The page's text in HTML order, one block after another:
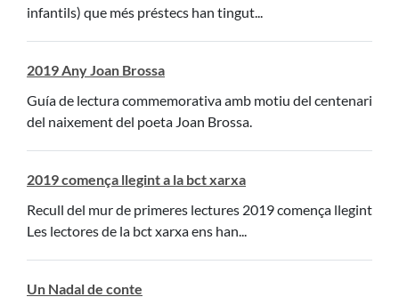
infantils) que més préstecs han tingut...
2019 Any Joan Brossa
Guía de lectura commemorativa amb motiu del centenari
del naixement del poeta Joan Brossa.
2019 comença llegint a la bct xarxa
Recull del mur de primeres lectures 2019 comença llegint
Les lectores de la bct xarxa ens han...
Un Nadal de conte